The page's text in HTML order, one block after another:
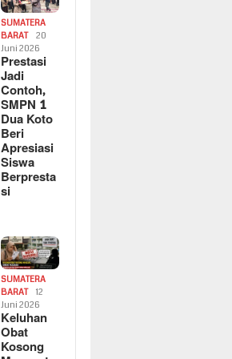
SUMATERA
BARAT
20
Juni 2026
Prestasi
Jadi
Contoh,
SMPN 1
Dua Koto
Beri
Apresiasi
Siswa
Berpresta
si
SUMATERA
BARAT
12
Juni 2026
Keluhan
Obat
Kosong